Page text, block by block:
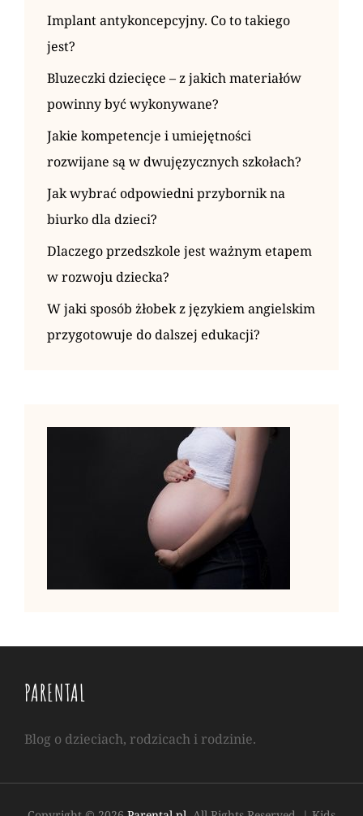
Implant antykoncepcyjny. Co to takiego
jest?
Bluzeczki dziecięce – z jakich materiałów
powinny być wykonywane?
Jakie kompetencje i umiejętności
rozwijane są w dwujęzycznych szkołach?
Jak wybrać odpowiedni przybornik na
biurko dla dzieci?
Dlaczego przedszkole jest ważnym etapem
w rozwoju dziecka?
W jaki sposób żłobek z językiem angielskim
przygotowuje do dalszej edukacji?
PARENTAL
Blog o dzieciach, rodzicach i rodzinie.